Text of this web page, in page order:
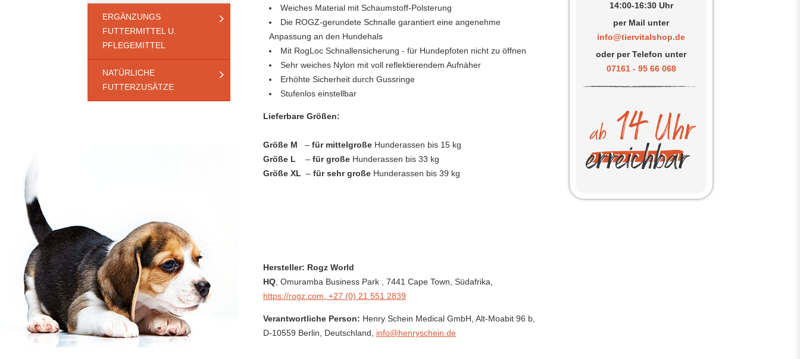
ERGÄNZUNGS
FUTTERMITTEL U.
PFLEGEMITTEL
NATÜRLICHE
FUTTERZUSÄTZE
14:00-16:30 Uhr
per Mail unter
info@tiervitalshop.de
oder per Telefon unter
07161 - 95 66 068
Weiches Material mit Schaumstoff-Polsterung
Die ROGZ-gerundete Schnalle garantiert eine angenehme
Anpassung an den Hundehals
Mit RogLoc Schnallensicherung - für Hundepfoten nicht zu öffnen
Sehr weiches Nylon mit voll reflektierendem Aufnäher
Erhöhte Sicherheit durch Gussringe
Stufenlos einstellbar
Lieferbare Größen:
Größe M –für mittelgroße Hunderassen bis 15 kg
Größe L –für große Hunderassen bis 33 kg
Größe XL –für sehr große Hunderassen bis 39 kg
Hersteller: Rogz World
HQ , Omuramba Business Park , 7441 Cape Town,Südafrika
https://rogz.com +27 (0) 21 551 2839
Verantwortliche Person: Henry Schein Medical GmbH,Alt-Moabit 96 b,
D-10559 Berlin, Deutschland info@henryschein.de